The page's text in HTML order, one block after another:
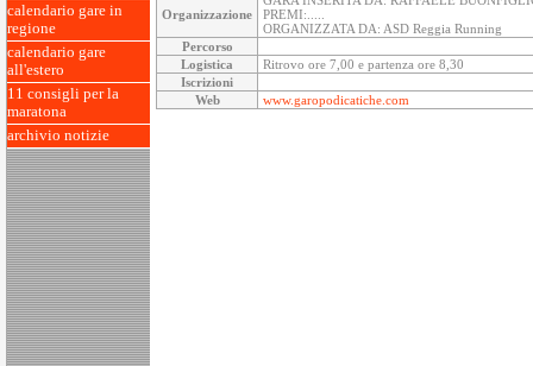
calendario gare in
regione
calendario gare
all'estero
11 consigli per la
maratona
archivio notizie
Organizzazione
PREMI:.....
ORGANIZZATA DA: ASD Reggia Running
Percorso
Logistica
Ritrovo ore 7,00 e partenza ore 8,30
Iscrizioni
Web
www.garopodicatiche.com